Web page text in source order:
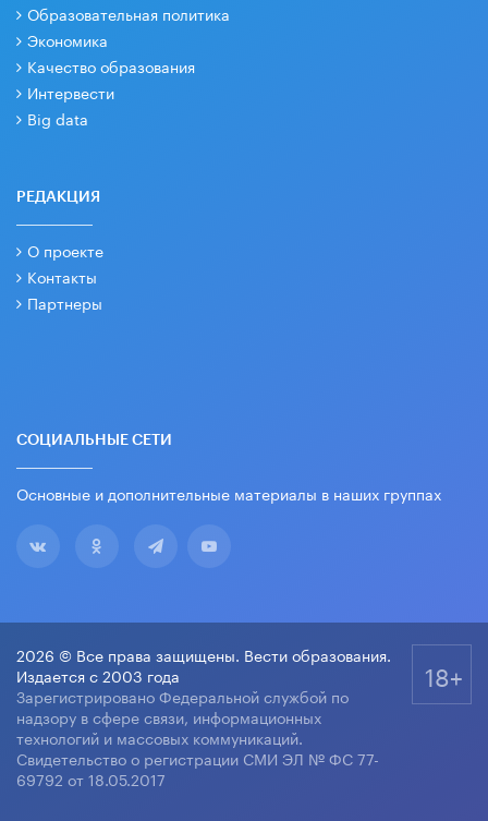
Образовательная политика
Экономика
Качество образования
Интервести
Big data
РЕДАКЦИЯ
О проекте
Контакты
Партнеры
СОЦИАЛЬНЫЕ СЕТИ
Основные и дополнительные материалы в наших группах
2026 © Все права защищены. Вести образования.
Издается с 2003 года
Зарегистрировано Федеральной службой по
надзору в сфере связи, информационных
технологий и массовых коммуникаций.
Свидетельство о регистрации СМИ ЭЛ № ФС 77-
69792 от 18.05.2017
18+